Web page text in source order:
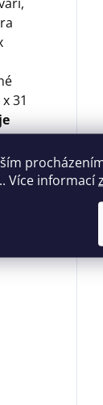
Více informací
31